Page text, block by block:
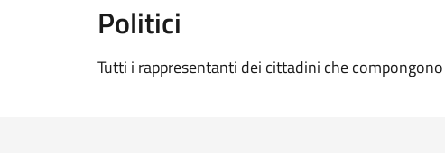
Politici
Tutti i rappresentanti dei cittadini che